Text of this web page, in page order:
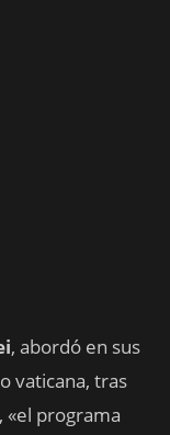
, abordó en sus
vaticana, tras
«el programa